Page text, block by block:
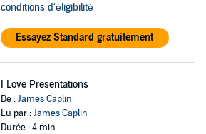
conditions d'éligibilité
Essayez Standard gratuitement
I Love Presentations
De :James Caplin
Lu par :James Caplin
Durée : 4 min